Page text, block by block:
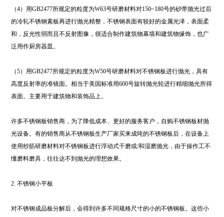
（4）用GB2477所规定的粒度为W63号研磨材料对150~180号的砂带抛光过后
的冷轧不锈钢素板再进行抛光精整，不锈钢表面有较好的金属光泽，表面柔
和，反光性弱而且不反射图像，很适合制作建筑物幕墙和建筑物缘饰，也广
泛用作厨房器皿。
（5）用GB2477所规定的粒度为W50号研磨材料对不锈钢板进行抛光，具有
高度反射率的准镜面。相当于美国标准用600号旋转抛光轮进行精细抛光所得
表面。主要用于建筑物和装饰品上。
许多不锈钢板销售商，为了降低成本、更好的服务客户，自购不锈钢板材抛
光设备。有的销售商从不锈钢板生产厂家买来成吨的不锈钢板后，在设备上
使用纱筋研磨材料对不锈钢板进行浮动式干磨或/和湿磨抛光，由于操作工不
懂磨料磨具，往往达不到抛光的理想效果。
2. 不锈钢小平板
对不锈钢成品板分解后，会得到许多不同规格尺寸的小的不锈钢板。这些小